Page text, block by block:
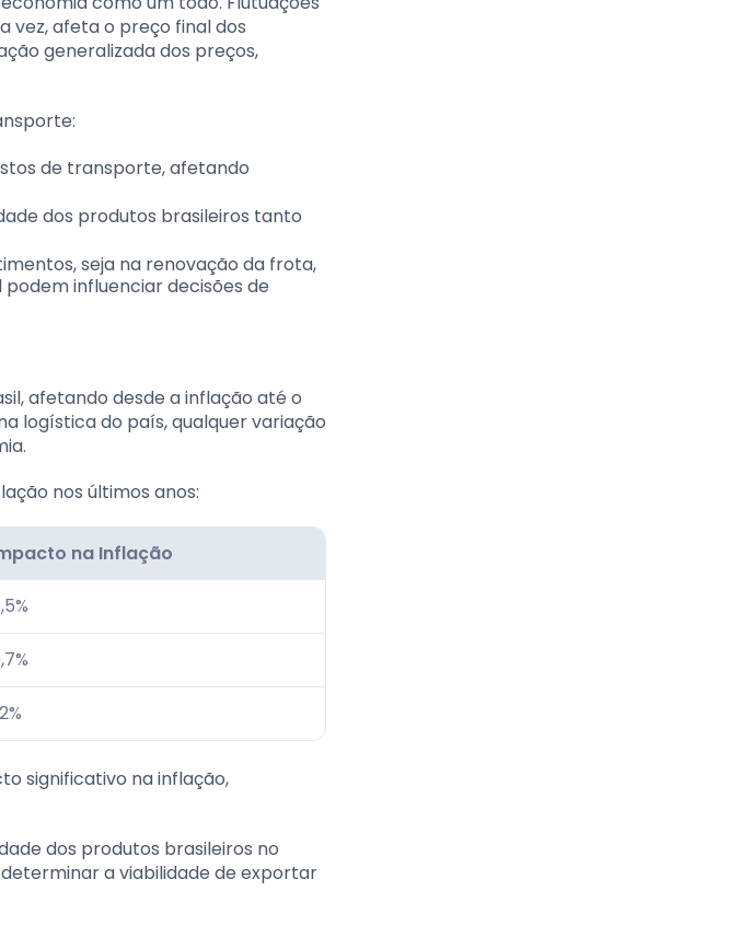
vez, afeta o preço final dos
generalizada dos preços,
de transporte, afetando
dos produtos brasileiros tanto
seja na renovação da frota,
influenciar decisões de
afetando desde a inflação até o
logística do país, qualquer variação
nos últimos anos:
na Inflação
significativo na inflação,
dos produtos brasileiros no
a viabilidade de exportar